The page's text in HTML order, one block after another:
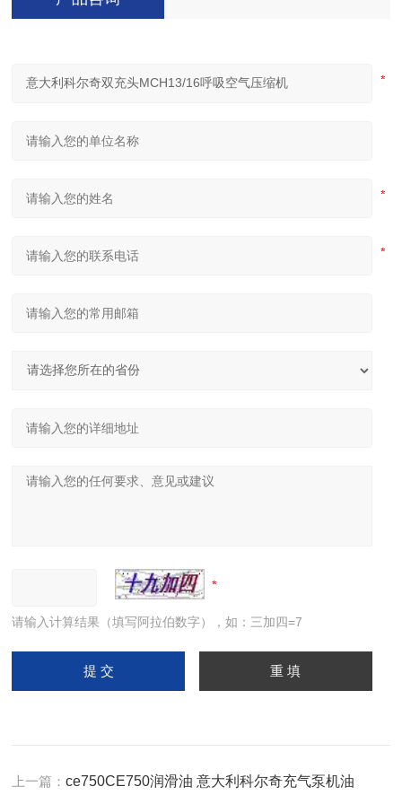
请输入计算结果（填写阿拉伯数字），如：三加四=7
上一篇：ce750CE750润滑油 意大利科尔奇充气泵机油